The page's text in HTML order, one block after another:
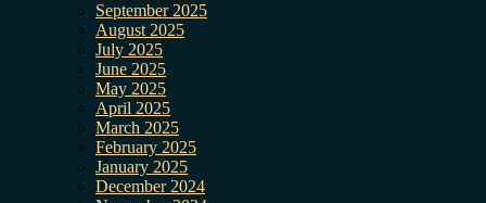
September 2025
August 2025
July 2025
June 2025
May 2025
April 2025
March 2025
February 2025
January 2025
December 2024